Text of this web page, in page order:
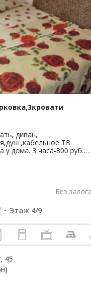
диван,
,кабельное ТВ
у дома. 3 часа-800 руб.
Без
Этаж 4/9
45